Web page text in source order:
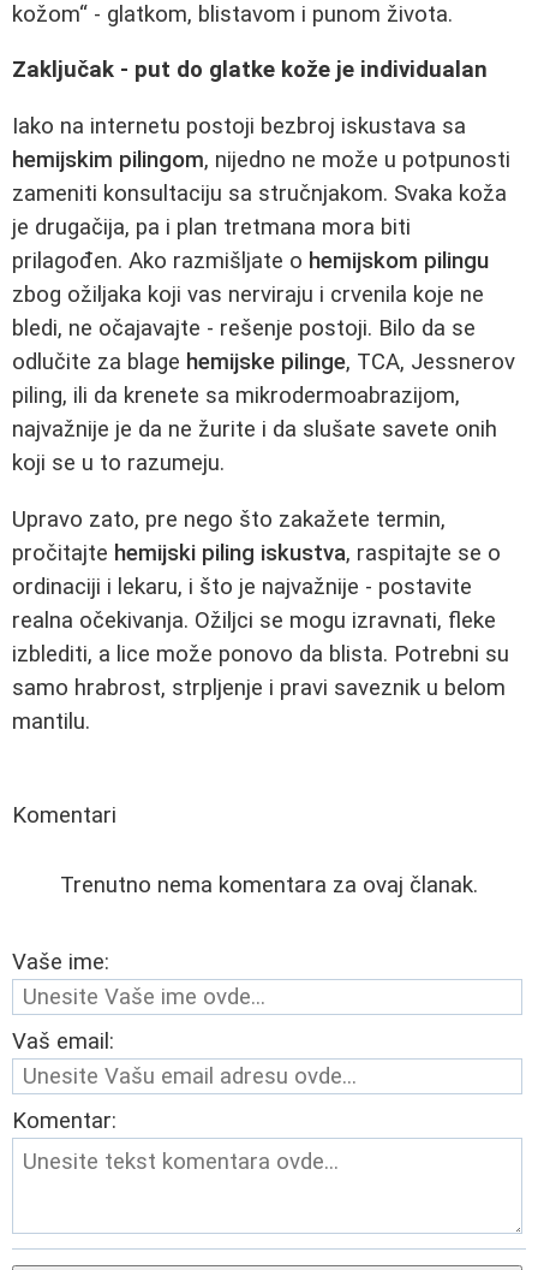
kožom“ - glatkom, blistavom i punom života.
Zaključak - put do glatke kože je individualan
Iako na internetu postoji bezbroj iskustava sa
hemijskim pilingom, nijedno ne može u potpunosti
zameniti konsultaciju sa stručnjakom. Svaka koža
je drugačija, pa i plan tretmana mora biti
prilagođen. Ako razmišljate o hemijskom pilingu
zbog ožiljaka koji vas nerviraju i crvenila koje ne
bledi, ne očajavajte - rešenje postoji. Bilo da se
odlučite za blage hemijske pilinge, TCA, Jessnerov
piling, ili da krenete sa mikrodermoabrazijom,
najvažnije je da ne žurite i da slušate savete onih
koji se u to razumeju.
Upravo zato, pre nego što zakažete termin,
pročitajte hemijski piling iskustva, raspitajte se o
ordinaciji i lekaru, i što je najvažnije - postavite
realna očekivanja. Ožiljci se mogu izravnati, fleke
izblediti, a lice može ponovo da blista. Potrebni su
samo hrabrost, strpljenje i pravi saveznik u belom
mantilu.
Komentari
Trenutno nema komentara za ovaj članak.
Vaše ime:
Vaš email:
Komentar: